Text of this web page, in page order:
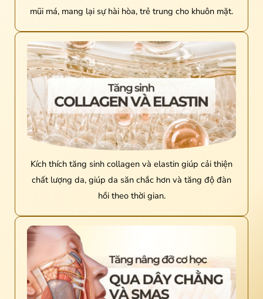
Kích thích tăng sinh collagen và elastin giúp cải thiện
chất lượng da, giúp da săn chắc hơn và tăng độ đàn
hồi theo thời gian.
mũi má, mang lại sự hài hòa, trẻ trung cho khuôn mặt.